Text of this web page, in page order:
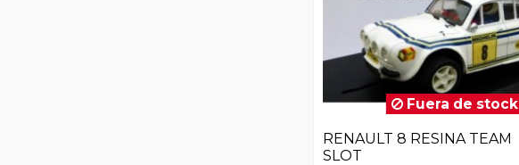
Fuera de stock
RENAULT 8 RESINA TEAM
SLOT